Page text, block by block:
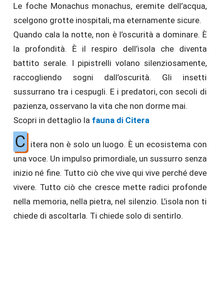
Le foche Monachus monachus, eremite dell’acqua,
scelgono grotte inospitali, ma eternamente sicure.
Quando cala la notte, non è l’oscurità a dominare. È
la profondità. È il respiro dell’isola che diventa
battito serale. I pipistrelli volano silenziosamente,
raccogliendo sogni dall’oscurità. Gli insetti
sussurrano tra i cespugli. E i predatori, con secoli di
pazienza, osservano la vita che non dorme mai.
Scopri in dettaglio la fauna di Citera
C itera non è solo un luogo. È un ecosistema con
una voce. Un impulso primordiale, un sussurro senza
inizio né fine. Tutto ciò che vive qui vive perché deve
vivere. Tutto ciò che cresce mette radici profonde
nella memoria, nella pietra, nel silenzio. L’isola non ti
chiede di ascoltarla. Ti chiede solo di sentirlo.